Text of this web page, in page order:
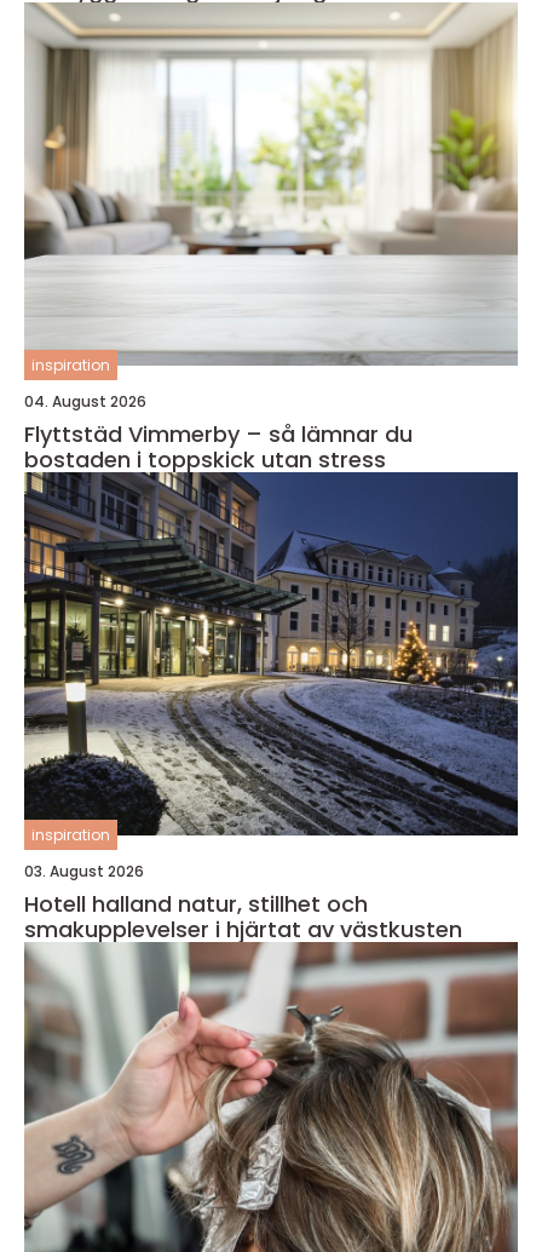
inspiration
04. August 2026
Flyttstäd Vimmerby – så lämnar du
bostaden i toppskick utan stress
inspiration
03. August 2026
Hotell halland natur, stillhet och
smakupplevelser i hjärtat av västkusten